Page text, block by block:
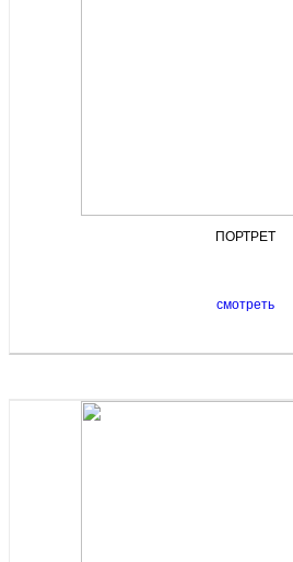
ПОРТРЕТ
смотреть